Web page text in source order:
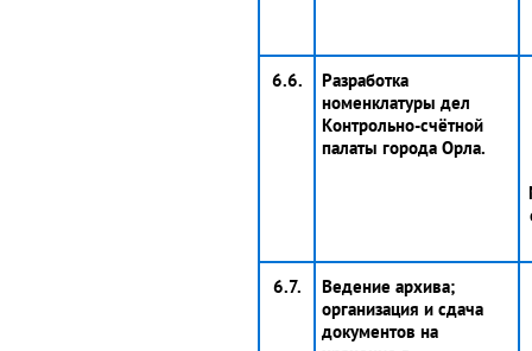
6.6.
Разработка
номенклатуры дел
Контрольно-счётной
палаты города Орла.
6.7.
Ведение архива;
организация и сдача
документов на